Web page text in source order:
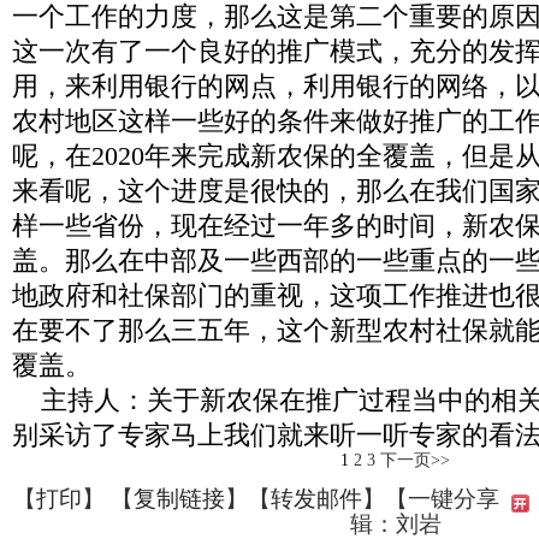
一个工作的力度，那么这是第二个重要的原
这一次有了一个良好的推广模式，充分的发
用，来利用银行的网点，利用银行的网络，
农村地区这样一些好的条件来做好推广的工
呢，在2020年来完成新农保的全覆盖，但是
来看呢，这个进度是很快的，那么在我们国
样一些省份，现在经过一年多的时间，新农
盖。那么在中部及一些西部的一些重点的一
地政府和社保部门的重视，这项工作推进也
在要不了那么三五年，这个新型农村社保就
覆盖。
主持人：关于新农保在推广过程当中的相
别采访了专家马上我们就来听一听专家的看
1 2 3 下一页>>
【打印】 【复制链接】【转发邮件】
【一键分享
辑：刘岩